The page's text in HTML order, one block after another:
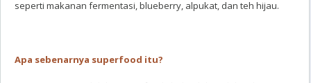
seperti makanan fermentasi, blueberry, alpukat, dan teh hijau.
Apa sebenarnya superfood itu?